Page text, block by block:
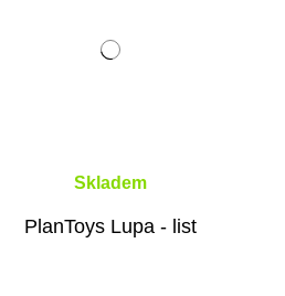
Skladem
PlanToys Lupa - list